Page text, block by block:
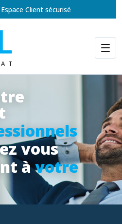
Client sécurisé
vous
àvotre